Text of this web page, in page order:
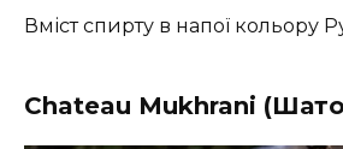
Вміст спирту в напої кольору
Chateau Mukhrani